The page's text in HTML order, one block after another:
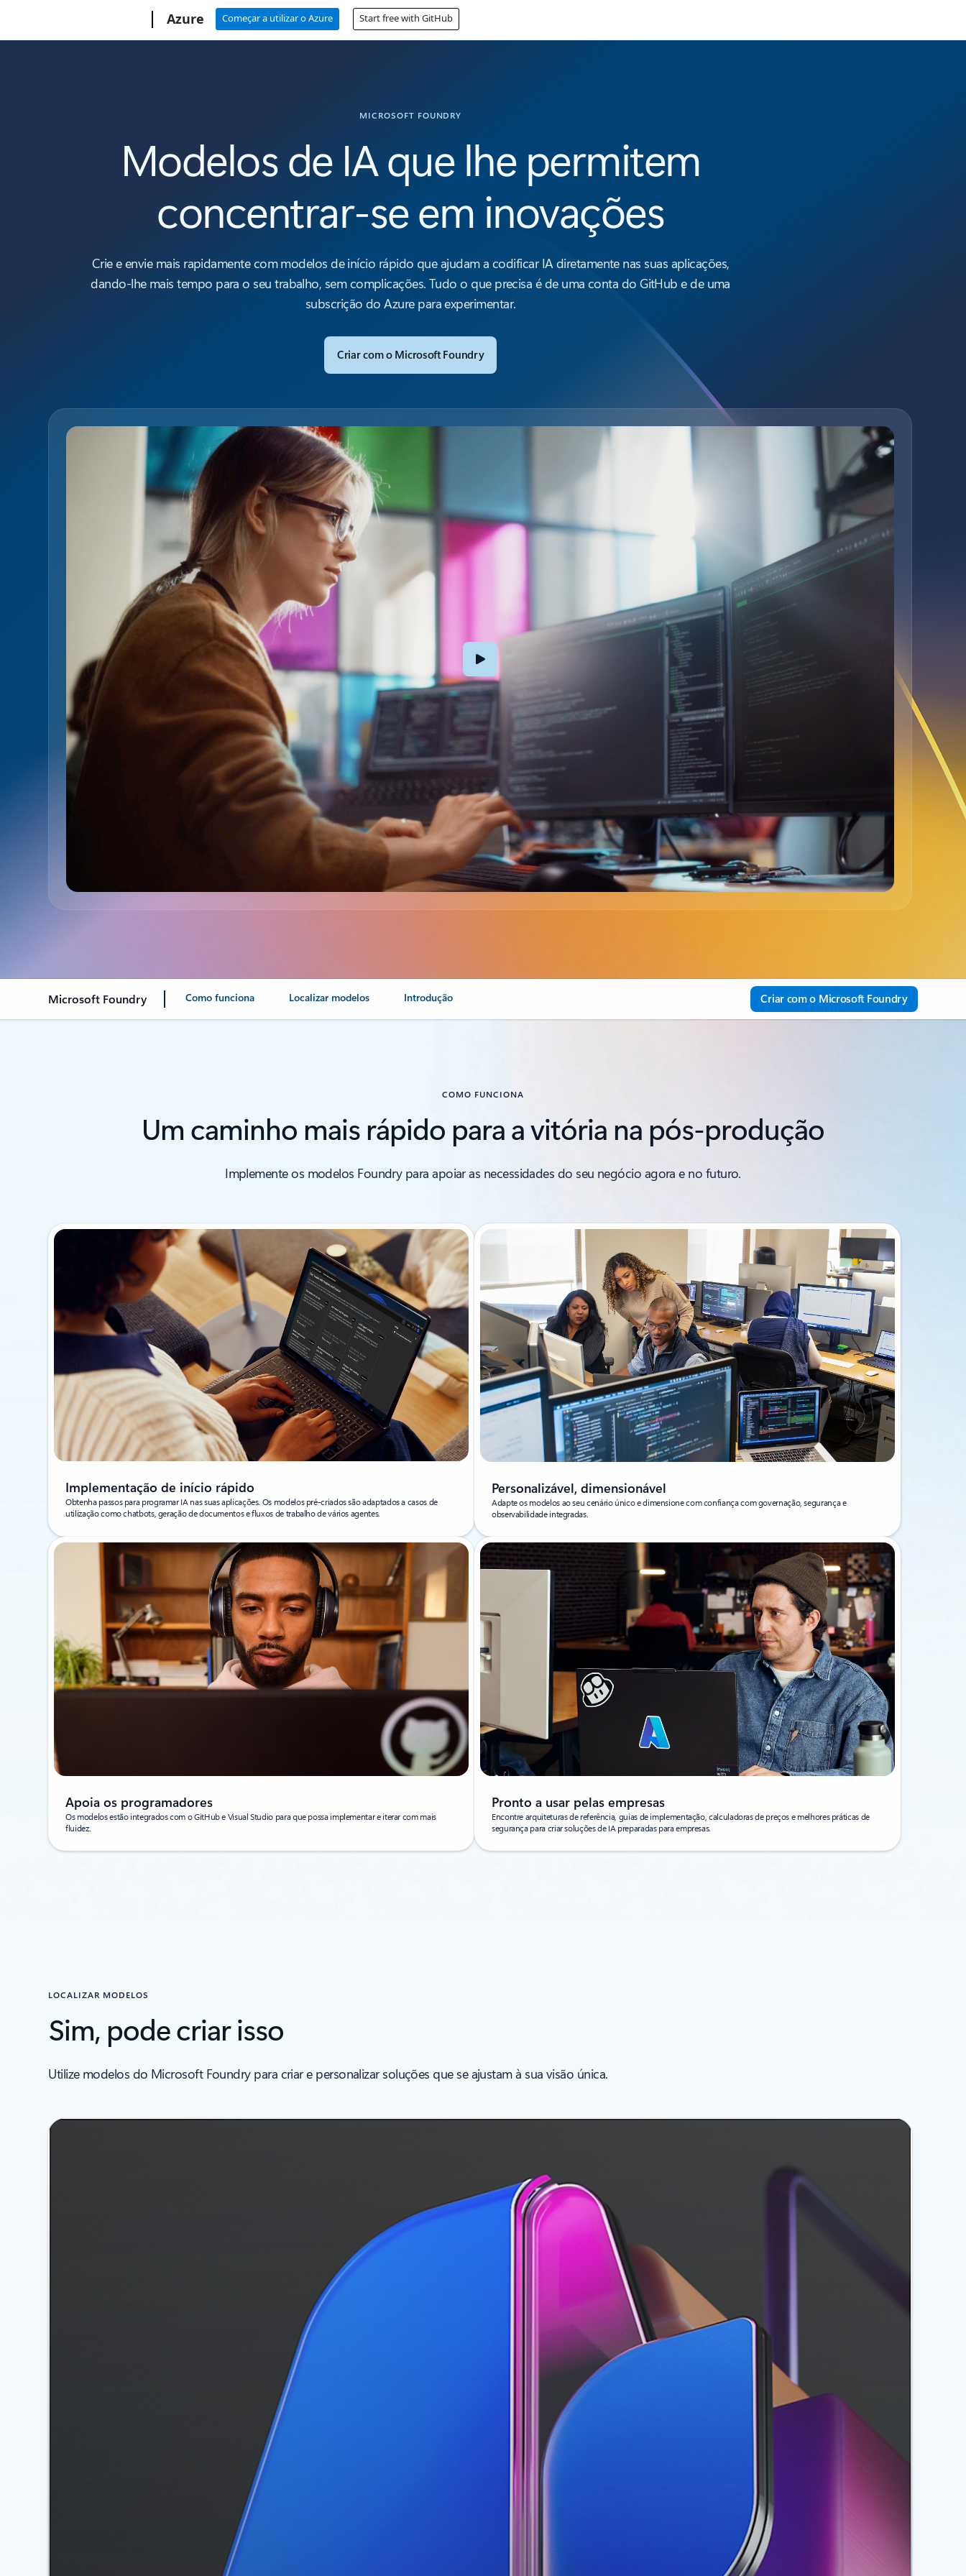
Azure Começar a utilizar o Azure Start free with GitHub
MICROSOFT FOUNDRY
Modelos de IA que lhe permitem
concentrar-se em inovações
Crie e envie mais rapidamente com modelos de início rápido que ajudam a codificar IA diretamente nas suas aplicações,
dando-lhe mais tempo para o seu trabalho, sem complicações. Tudo o que precisa é de uma conta do GitHub e de uma
subscrição do Azure para experimentar.
Criar com o Microsoft Foundry
Microsoft Foundry Como funciona Localizar modelos Introdução Criar com o Microsoft Foundry
COMO FUNCIONA
Um caminho mais rápido para a vitória na pós-produção
Implemente os modelos Foundry para apoiar as necessidades do seu negócio agora e no futuro.
Implementação de início rápido
Obtenha passos para programar IA nas suas aplicações. Os modelos pré-criados são adaptados a casos de
utilização como chatbots, geração de documentos e fluxos de trabalho de vários agentes.
Personalizável, dimensionável
Adapte os modelos ao seu cenário único e dimensione com confiança com governação, segurança e
observabilidade integradas.
Apoia os programadores
Os modelos estão integrados com o GitHub e Visual Studio para que possa implementar e iterar com mais
fluidez.
Pronto a usar pelas empresas
Encontre arquiteturas de referência, guias de implementação, calculadoras de preços e melhores práticas de
segurança para criar soluções de IA preparadas para empresas.
LOCALIZAR MODELOS
Sim, pode criar isso
Utilize modelos do Microsoft Foundry para criar e personalizar soluções que se ajustam à sua visão única.